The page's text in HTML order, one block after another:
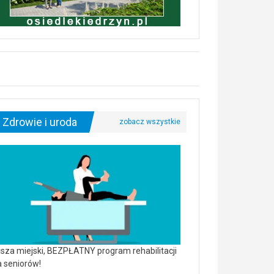
Zdrowie i uroda
miejski, BEZPŁATNY program rehabilitacji
seniorów!